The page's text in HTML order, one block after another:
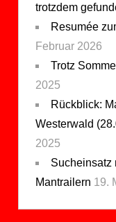
trotzdem
Resumée
Februar 2026
Trotz
2025
Rückblick:
Westerwald
2025
Sucheinsatz
Mantrailern 19.